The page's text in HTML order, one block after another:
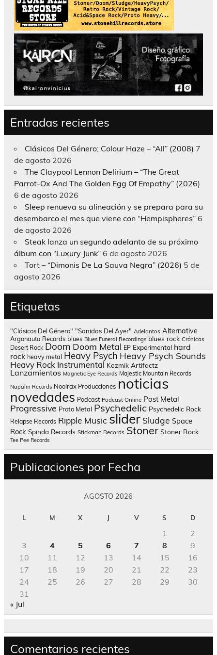
Entradas recientes
Clásicos Del Género; Colour Haze – “All” (2008) 7
de agosto 2026
The Claypool Lennon Delirium – “The Great
Parrot-Ox And The Golden Egg Of Empathy” (2026)
6 de agosto 2026
Sleep renueva su alineación y se prepara para su
desembarco el mes que viene con “Hempispheres” 6
de agosto 2026
Steak lanza un segundo adelanto de su próximo
álbum con “Luxury Junk” 6 de agosto 2026
Tort – “Dimonis De La Sauva Negra” (2026) 5 de
agosto 2026
Etiquetas
"Clásicos Del Género" "Sonidos Del Ayer" Adelantos Alternative
Argonauta Records blues Blues Funeral Recordings blues rock Crónicas
Desert Rock Doom Doom Metal EP Experimental hard
rock heavy metal Heavy Psych Heavy Psych Sounds
Heavy Rock Instrumental Kozmik Artifactz
Lanzamientos Magnetic Eye Records Majestic Mountain Records
Napalm Records Nooirax Producciones noticias
novedades Podcast Podcast Online Post Metal
Progressive Proto Metal Psychedelic Psychedelic Rock
Relapse Records Ripple Music slider Sludge Space
Rock Spinda Records Stickman Records Stoner Stoner Rock
Tee Pee Records
Publicaciones por Fecha
AGOSTO 2026
L M X J V S D
1
2
3
4 5 6 7 8
9
10
11 12 13 14 15
16
17
18 19 20 21 22
23
24
25 26 27 28 29
30
31
« Jul
Comentarios recientes